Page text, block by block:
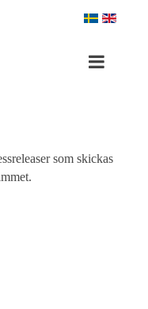
som skickas